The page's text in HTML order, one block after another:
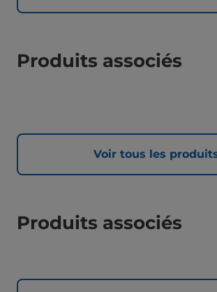
Produits associés
Voir tous les
Produits associés